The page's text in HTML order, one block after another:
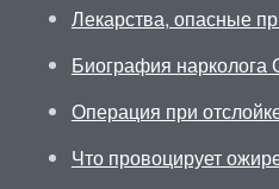
Лекарства, опасные
Биография
Операция при
Что провоцирует